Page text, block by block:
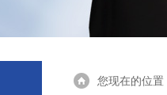
您现在的位置